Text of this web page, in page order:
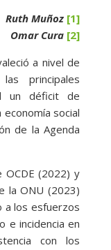
Ruth Muñoz [1]
Omar Cura [2]
a nivel de
principales
un déficit de
social
de la Agenda
OCDE (2022) y
la ONU (2023)
a los esfuerzos
e incidencia en
con los